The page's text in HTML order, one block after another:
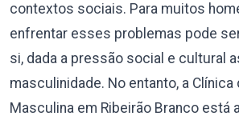
contextos sociais. Para muitos
enfrentar esses problemas pode
si, dada a pressão social e cultural
masculinidade. No entanto, a
Masculina em Ribeirão Branco está